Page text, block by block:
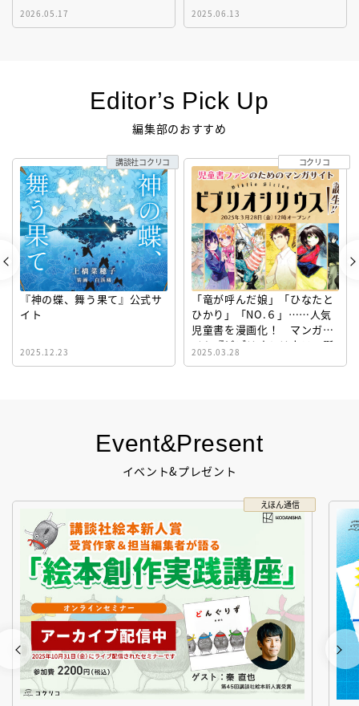
Event&Present
イベント&プレゼント
えほん通信
2026.05.17 2025.06.13
Editor’s Pick Up
編集部のおすすめ
『神の蝶、舞う果て』公式サ
イト
2025.12.23
講談社コクリコ
「竜が呼んだ娘」「ひなたと
ひかり」「NO.６」……人気
児童書を漫画化！ マンガサ
イト『ビブリオシリウス』誕
生！
2025.03.28
コクリコ